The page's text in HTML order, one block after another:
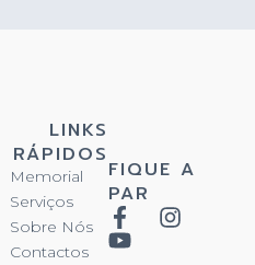
LINKS
RÁPIDOS
Memorial
Serviços
Sobre Nós
Contactos
FIQUE A
PAR